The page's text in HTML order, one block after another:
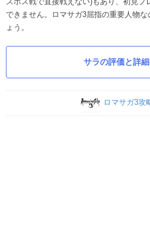
できません。ロマサガ3屈指の重要人物
ょう。
サラの評価と詳
ロマサガ3攻